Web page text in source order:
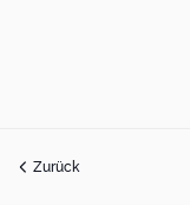
Zurück